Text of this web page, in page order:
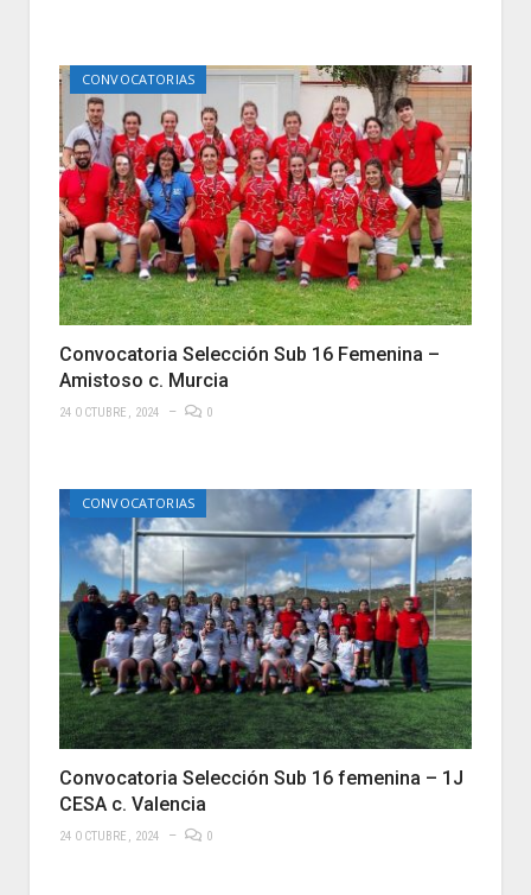
CONVOCATORIAS
Convocatoria Selección Sub 16 Femenina –
Amistoso c. Murcia
24 OCTUBRE, 2024 0
CONVOCATORIAS
Convocatoria Selección Sub 16 femenina – 1J
CESA c. Valencia
24 OCTUBRE, 2024 0